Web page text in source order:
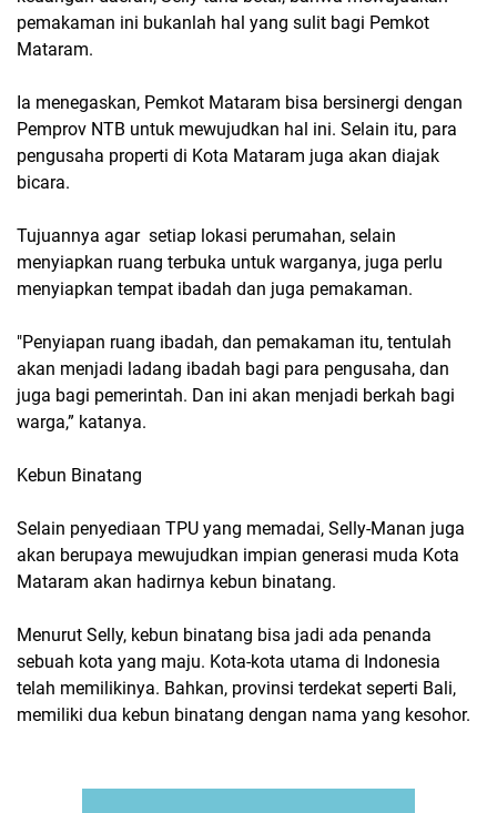
pemakaman ini bukanlah hal yang sulit bagi Pemkot
Mataram.
Ia menegaskan, Pemkot Mataram bisa bersinergi dengan
Pemprov NTB untuk mewujudkan hal ini. Selain itu, para
pengusaha properti di Kota Mataram juga akan diajak
bicara.
Tujuannya agar setiap lokasi perumahan, selain
menyiapkan ruang terbuka untuk warganya, juga perlu
menyiapkan tempat ibadah dan juga pemakaman.
"Penyiapan ruang ibadah, dan pemakaman itu, tentulah
akan menjadi ladang ibadah bagi para pengusaha, dan
juga bagi pemerintah. Dan ini akan menjadi berkah bagi
warga,” katanya.
Kebun Binatang
Selain penyediaan TPU yang memadai, Selly-Manan juga
akan berupaya mewujudkan impian generasi muda Kota
Mataram akan hadirnya kebun binatang.
Menurut Selly, kebun binatang bisa jadi ada penanda
sebuah kota yang maju. Kota-kota utama di Indonesia
telah memilikinya. Bahkan, provinsi terdekat seperti Bali,
memiliki dua kebun binatang dengan nama yang kesohor.